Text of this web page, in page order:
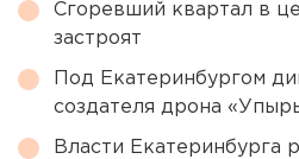
Сгоревший квартал в
застроят
Под Екатеринбургом
создателя дрона
Власти Екатеринбурга